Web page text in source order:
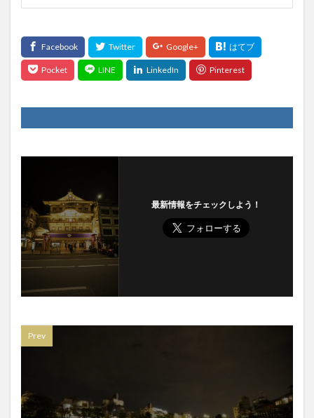
最新情報をチェックしよう！
Prev